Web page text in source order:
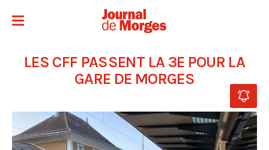
LES CFF PASSENT LA 3E POUR LA
GARE DE MORGES